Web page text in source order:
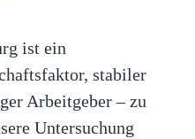
ist ein
stabiler
Arbeitgeber – zu
Untersuchung